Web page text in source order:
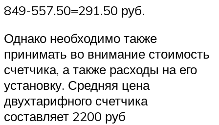
849-557.50=291.50 руб.
Однако необходимо также
принимать во внимание стоимость
счетчика, а также расходы на его
установку. Средняя цена
двухтарифного счетчика
составляет 2200 руб